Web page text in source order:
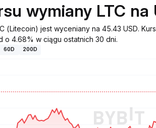
wymiany LTC na
(Litecoin) jest wyceniany na 45.43 USD.
o 4.68% w ciągu ostatnich 30 dni.
60D 200D